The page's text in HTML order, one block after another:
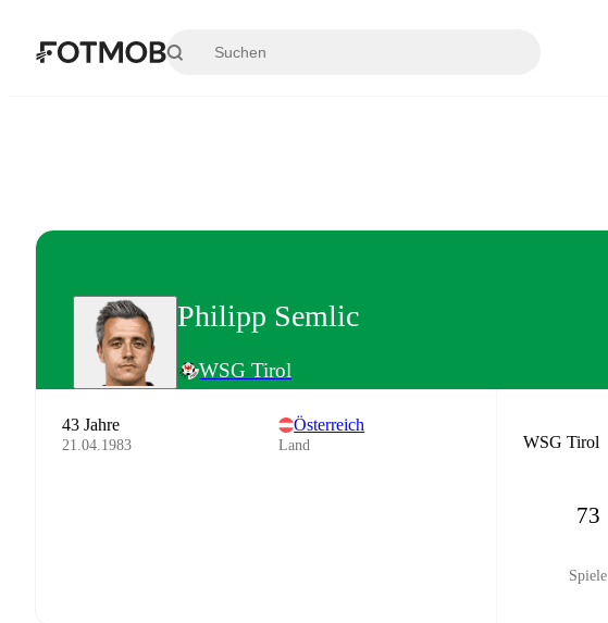
Philipp Semlic
WSG Tirol
43 Jahre
21.04.1983
Österreich
Land WSG Tirol
73
Spiele